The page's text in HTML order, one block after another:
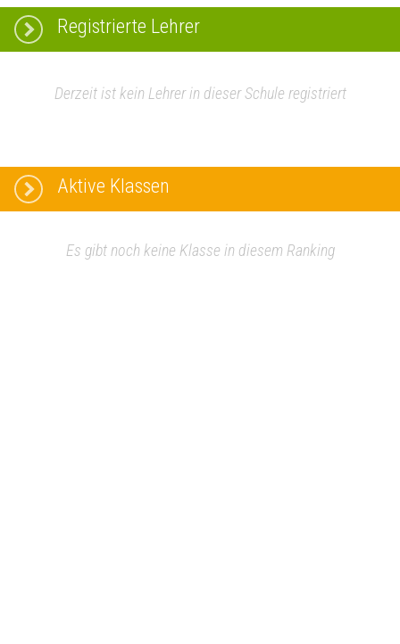
Registrierte Lehrer
Derzeit ist kein Lehrer in dieser Schule registriert
Aktive Klassen
Es gibt noch keine Klasse in diesem Ranking